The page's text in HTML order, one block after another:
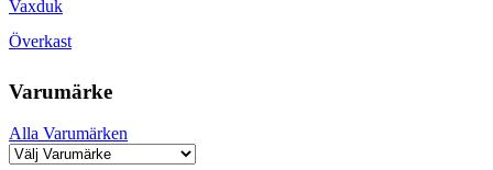
Vaxduk
Överkast
Varumärke
Alla Varumärken